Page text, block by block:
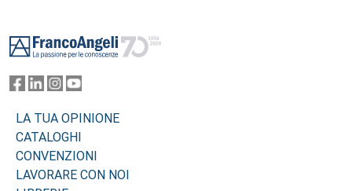
LA TUA OPINIONE
CATALOGHI
CONVENZIONI
LAVORARE CON NOI